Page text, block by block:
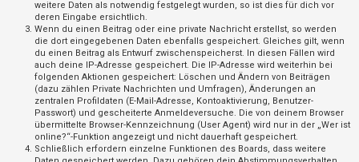
weitere Daten als notwendig festgelegt wurden, so ist dies für dich vor
deren Eingabe ersichtlich.
Wenn du einen Beitrag oder eine private Nachricht erstellst, so werden
die dort eingegebenen Daten ebenfalls gespeichert. Gleiches gilt, wenn
du einen Beitrag als Entwurf zwischenspeicherst. In diesen Fällen wird
auch deine IP-Adresse gespeichert. Die IP-Adresse wird weiterhin bei
folgenden Aktionen gespeichert: Löschen und Ändern von Beiträgen
(dazu zählen Private Nachrichten und Umfragen), Änderungen an
zentralen Profildaten (E-Mail-Adresse, Kontoaktivierung, Benutzer-
Passwort) und gescheiterte Anmeldeversuche. Die von deinem Browser
übermittelte Browser-Kennzeichnung (User Agent) wird nur in der „Wer ist
online?“-Funktion angezeigt und nicht dauerhaft gespeichert.
Schließlich erfordern einzelne Funktionen des Boards, dass weitere